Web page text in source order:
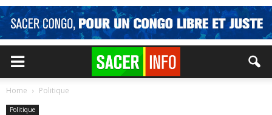
Home Politique
Politique